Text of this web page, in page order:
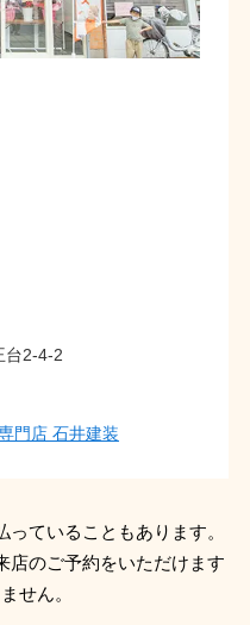
台2-4-2
門店 石井建装
ていることもあります。
店のご予約をいただけます
せん。